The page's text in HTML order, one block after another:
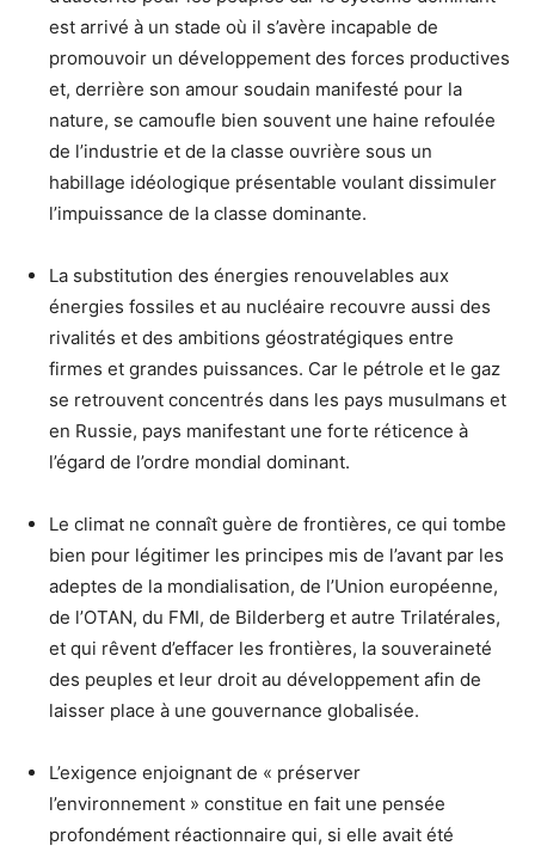
est arrivé à un stade où il s’avère incapable de
promouvoir un développement des forces productives
et, derrière son amour soudain manifesté pour la
nature, se camoufle bien souvent une haine refoulée
de l’industrie et de la classe ouvrière sous un
habillage idéologique présentable voulant dissimuler
l’impuissance de la classe dominante.
La substitution des énergies renouvelables aux
énergies fossiles et au nucléaire recouvre aussi des
rivalités et des ambitions géostratégiques entre
firmes et grandes puissances. Car le pétrole et le gaz
se retrouvent concentrés dans les pays musulmans et
en Russie, pays manifestant une forte réticence à
l’égard de l’ordre mondial dominant.
Le climat ne connaît guère de frontières, ce qui tombe
bien pour légitimer les principes mis de l’avant par les
adeptes de la mondialisation, de l’Union européenne,
de l’OTAN, du FMI, de Bilderberg et autre Trilatérales,
et qui rêvent d’effacer les frontières, la souveraineté
des peuples et leur droit au développement afin de
laisser place à une gouvernance globalisée.
L’exigence enjoignant de « préserver
l’environnement » constitue en fait une pensée
profondément réactionnaire qui, si elle avait été